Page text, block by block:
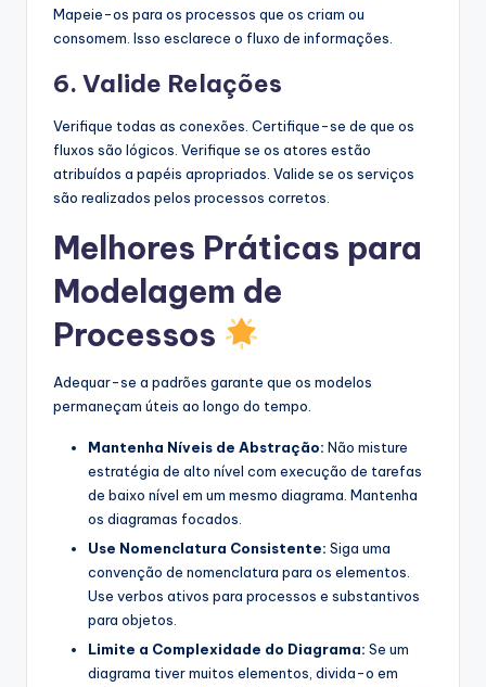
Mapeie-os para os processos que os criam ou
consomem. Isso esclarece o fluxo de informações.
6. Valide Relações
Verifique todas as conexões. Certifique-se de que os
fluxos são lógicos. Verifique se os atores estão
atribuídos a papéis apropriados. Valide se os serviços
são realizados pelos processos corretos.
Melhores Práticas para
Modelagem de
Processos
Adequar-se a padrões garante que os modelos
permaneçam úteis ao longo do tempo.
Mantenha Níveis de Abstração: Não misture
estratégia de alto nível com execução de tarefas
de baixo nível em um mesmo diagrama. Mantenha
os diagramas focados.
Use Nomenclatura Consistente: Siga uma
convenção de nomenclatura para os elementos.
Use verbos ativos para processos e substantivos
para objetos.
Limite a Complexidade do Diagrama: Se um
diagrama tiver muitos elementos, divida-o em